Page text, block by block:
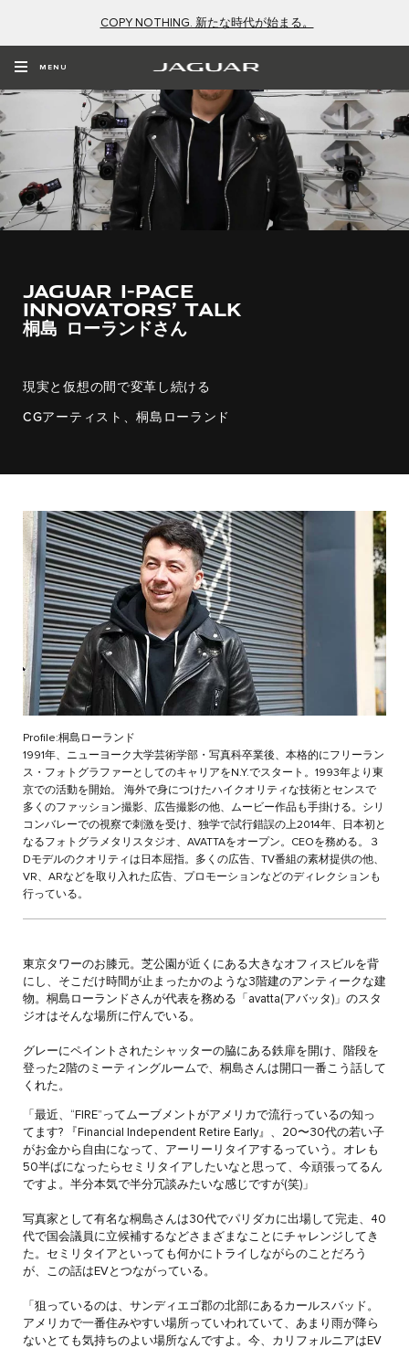
COPY NOTHING. 新たな時代が始まる。
MENU
JAGUAR I-PACE
INNOVATORS’ TALK
桐島 ローランドさん
現実と仮想の間で変革し続ける
CGアーティスト、桐島ローランド
Profile:桐島ローランド
1991年、ニューヨーク大学芸術学部・写真科卒業後、本格的にフリーラン
ス・フォトグラファーとしてのキャリアをN.Y.でスタート。1993年より東
京での活動を開始。 海外で身につけたハイクオリティな技術とセンスで
多くのファッション撮影、広告撮影の他、ムービー作品も手掛ける。シリ
コンバレーでの視察で刺激を受け、独学で試行錯誤の上2014年、日本初と
なるフォトグラメタリスタジオ、AVATTAをオープン。CEOを務める。３
Dモデルのクオリティは日本屈指。多くの広告、TV番組の素材提供の他、
VR、ARなどを取り入れた広告、プロモーションなどのディレクションも
行っている。
東京タワーのお膝元。芝公園が近くにある大きなオフィスビルを背
にし、そこだけ時間が止まったかのような3階建のアンティークな建
物。桐島ローランドさんが代表を務める「avatta(アバッタ)」のスタ
ジオはそんな場所に佇んでいる。
グレーにペイントされたシャッターの脇にある鉄扉を開け、階段を
登った2階のミーティングルームで、桐島さんは開口一番こう話して
くれた。
「最近、“FIRE”ってムーブメントがアメリカで流行っているの知っ
てます? 『Financial Independent Retire Early』、20〜30代の若い子
がお金から自由になって、アーリーリタイアするっていう。オレも
50半ばになったらセミリタイアしたいなと思って、今頑張ってるん
ですよ。半分本気で半分冗談みたいな感じですが(笑)」
写真家として有名な桐島さんは30代でパリダカに出場して完走、40
代で国会議員に立候補するなどさまざまなことにチャレンジしてき
た。セミリタイアといっても何かにトライしながらのことだろう
が、この話はEVとつながっている。
「狙っているのは、サンディエゴ郡の北部にあるカールスバッド。
アメリカで一番住みやすい場所っていわれていて、あまり雨が降ら
ないとても気持ちのよい場所なんですよ。今、カリフォルニアはEV